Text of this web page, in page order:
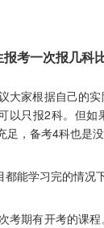
报考一次报几科
家根据自己的实
以只报2科。但
，备考4科也是没
学习完的情况
期有开考的课程